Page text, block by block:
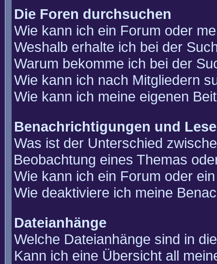
Die Foren durchsuchen
Wie kann ich ein Forum oder
Weshalb erhalte ich bei der
Warum bekomme ich bei der
Wie kann ich nach Mitgliedern
Wie kann ich meine eigenen
Benachrichtigungen und
Was ist der Unterschied
Beobachtung eines Themas
Wie kann ich ein Forum oder
Wie deaktiviere ich meine
Dateianhänge
Welche Dateianhänge sind in
Kann ich eine Übersicht all